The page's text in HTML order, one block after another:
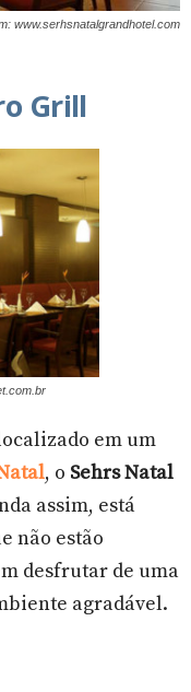
www.serhsnatalgrandhotel.com
Grill
em um
, o Sehrs Natal
assim, está
não estão
desfrutar de uma
agradável.